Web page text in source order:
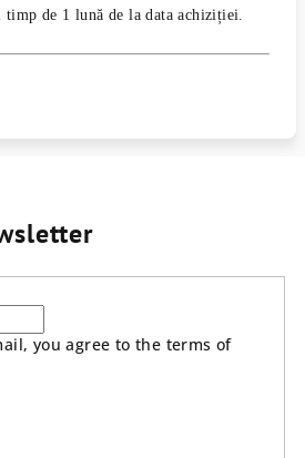
timp de 1 lună de la data achiziției.
you agree to the terms of